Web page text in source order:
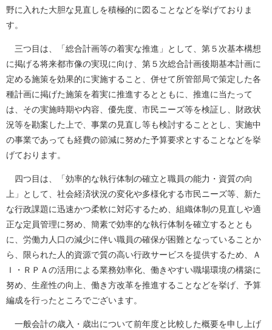
野に入れた大胆な見直しを積極的に図ることなどを挙げておりま
す。
三つ目は、「総合計画等の着実な推進」として、第５次基本構想
に掲げる将来都市像の実現に向け、第５次総合計画後期基本計画に
定める施策を効果的に実施すること、併せて所管部局で策定した各
種計画に掲げた施策を着実に推進するとともに、推進に当たって
は、その実施時期や内容、優先度、市民ニーズ等を検証し、財政状
況等を勘案した上で、事業の見直し等も検討することとし、実施中
の事業であっても経費の節減に努めた予算要求とすることなどを挙
げております。
四つ目は、「効率的な執行体制の確立と職員の能力・資質の向
上」として、社会経済状況の変化や多様化する市民ニーズ等、新た
な行政課題に迅速かつ柔軟に対応するため、組織体制の見直しや適
正な定員管理に努め、簡素で効率的な執行体制を確立するととも
に、労働力人口の減少に伴い職員の確保が困難となっていることか
ら、限られた人的資源で質の高い行政サービスを提供するため、Ａ
Ｉ・ＲＰＡの活用による業務効率化、働きやすい職場環境の構築に
努め、生産性の向上、働き方改革を推進することなどを挙げ、予算
編成を行ったところでございます。
一般会計の歳入・歳出について前年度と比較した概要を申し上げ